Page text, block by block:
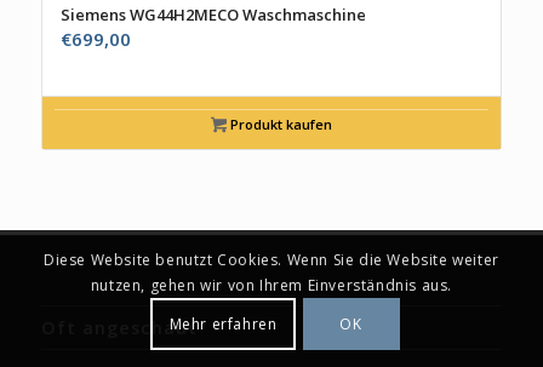
Siemens WG44H2MECO Waschmaschine
€699,00
Produkt kaufen
Oft angeschaut
Diese Website benutzt Cookies. Wenn Sie die Website weiter
nutzen, gehen wir von Ihrem Einverständnis aus.
Mehr erfahren
OK